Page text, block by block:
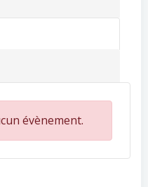
évènement.